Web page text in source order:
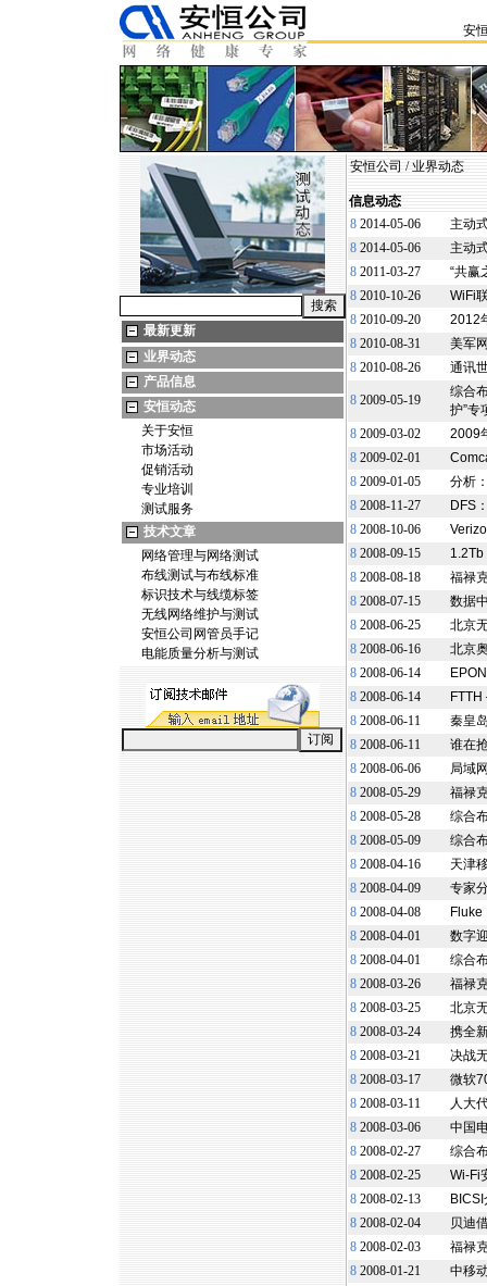
安
最新更新
业界动态
产品信息
安恒动态
关于安恒
市场活动
促销活动
专业培训
测试服务
技术文章
网络管理与网络测试
布线测试与布线标准
标识技术与线缆标签
无线网络维护与测试
安恒公司网管员手记
电能质量分析与测试
安恒公司 /业界动态
信息动态
8 2014-05-06
主动
8 2014-05-06
主动
8 2011-03-27
“共赢
8 2010-10-26
WiFi
8 2010-09-20
2012
8 2010-08-31
美军
8 2010-08-26 通讯
8 2009-05-19
综合
护”专
8 2009-03-02
2009
8 2009-02-01
8 2009-01-05
分析
8 2008-11-27
DFS
8 2008-10-06
8 2008-09-15
8 2008-08-18
福禄
8 2008-07-15
数据
8 2008-06-25
北京
8 2008-06-16
北京
8 2008-06-14
8 2008-06-14
8 2008-06-11
秦皇
8 2008-06-11
谁在
8 2008-06-06
局域
8 2008-05-29
福禄
8 2008-05-28
综合
8 2008-05-09
综合
8 2008-04-16
天津
8 2008-04-09
专家
8 2008-04-08
Fluke
8 2008-04-01
数字
8 2008-04-01
综合
8 2008-03-26
福禄
8 2008-03-25
北京
8 2008-03-24
携全
8 2008-03-21
决战
8 2008-03-17
微软
8 2008-03-11
人大
8 2008-03-06
中国
8 2008-02-27
综合
8 2008-02-25
Wi-Fi
8 2008-02-13
8 2008-02-04
贝迪
8 2008-02-03
福禄
8 2008-01-21
中移